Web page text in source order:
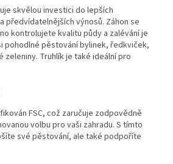
skvělou investici do lepších
předvídatelnějších výnosů. Záhon se
kontrolujete kvalitu půdy a zalévání je
pohodlné pěstování bylinek, ředkviček,
zeleniny. Truhlík je také ideální pro
FSC, což zaručuje zodpovědně
volbu pro vaši zahradu. S tímto
své pěstování, ale také podpoříte